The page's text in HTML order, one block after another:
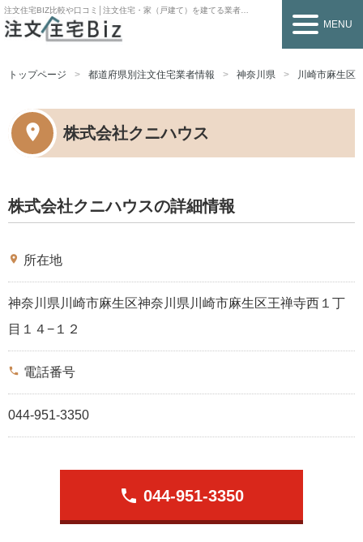
注文住宅BIZ比較や口コミ│注文住宅・家（戸建て）を建てる業者を探すなら
MENU
トップページ 都道府県別注文住宅業者情報 神奈川県 川崎市麻生区
株式会社クニハウス
株式会社クニハウスの詳細情報
place 所在地
神奈川県川崎市麻生区神奈川県川崎市麻生区王禅寺西１丁
目１４−１２
phone 電話番号
044-951-3350
phone 044-951-3350